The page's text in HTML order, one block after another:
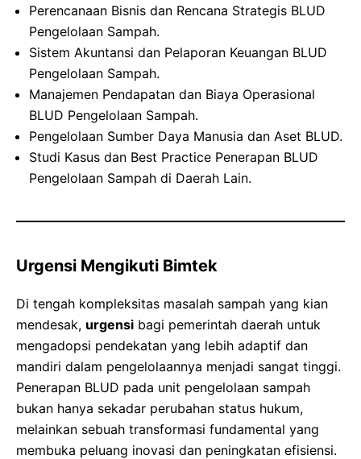
Perencanaan Bisnis dan Rencana Strategis BLUD
Pengelolaan Sampah.
Sistem Akuntansi dan Pelaporan Keuangan BLUD
Pengelolaan Sampah.
Manajemen Pendapatan dan Biaya Operasional
BLUD Pengelolaan Sampah.
Pengelolaan Sumber Daya Manusia dan Aset BLUD.
Studi Kasus dan Best Practice Penerapan BLUD
Pengelolaan Sampah di Daerah Lain.
Urgensi Mengikuti Bimtek
Di tengah kompleksitas masalah sampah yang kian
mendesak, urgensi bagi pemerintah daerah untuk
mengadopsi pendekatan yang lebih adaptif dan
mandiri dalam pengelolaannya menjadi sangat tinggi.
Penerapan BLUD pada unit pengelolaan sampah
bukan hanya sekadar perubahan status hukum,
melainkan sebuah transformasi fundamental yang
membuka peluang inovasi dan peningkatan efisiensi.